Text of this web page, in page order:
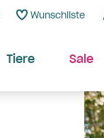
Wunschliste
Tiere Sale